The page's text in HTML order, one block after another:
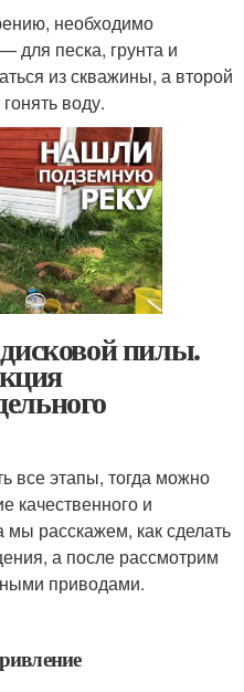
необходимо
для песка, грунта и
из скважины, а второй
воду.
пилы.
все этапы, тогда можно
качественного и
расскажем, как сделать
а после рассмотрим
приводами.